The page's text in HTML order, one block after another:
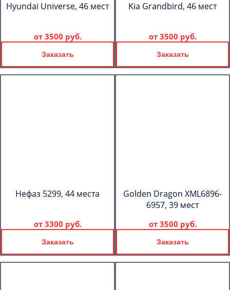
Hyundai Universe, 46 мест
от 3500 руб.
Заказать
Kia Grandbird, 46 мест
от 3500 руб.
Заказать
Нефаз 5299, 44 места
от 3300 руб.
Заказать
Golden Dragon XML6896-
6957, 39 мест
от 3500 руб.
Заказать